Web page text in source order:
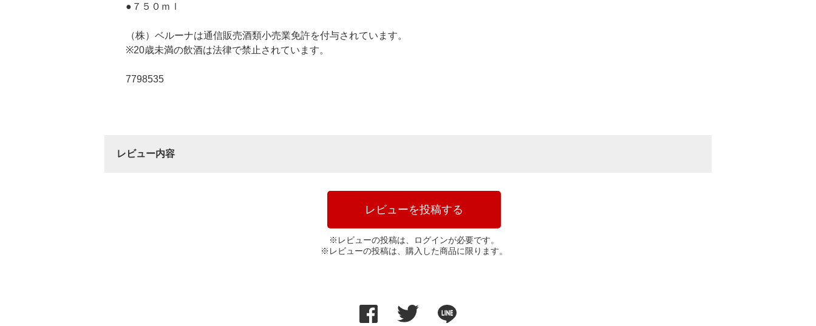
●７５０ｍｌ
（株）ベルーナは通信販売酒類小売業免許を付与されています。
※20歳未満の飲酒は法律で禁止されています。
7798535
レビュー内容
レビューを投稿する
※レビューの投稿は、ログインが必要です。
※レビューの投稿は、購入した商品に限ります。